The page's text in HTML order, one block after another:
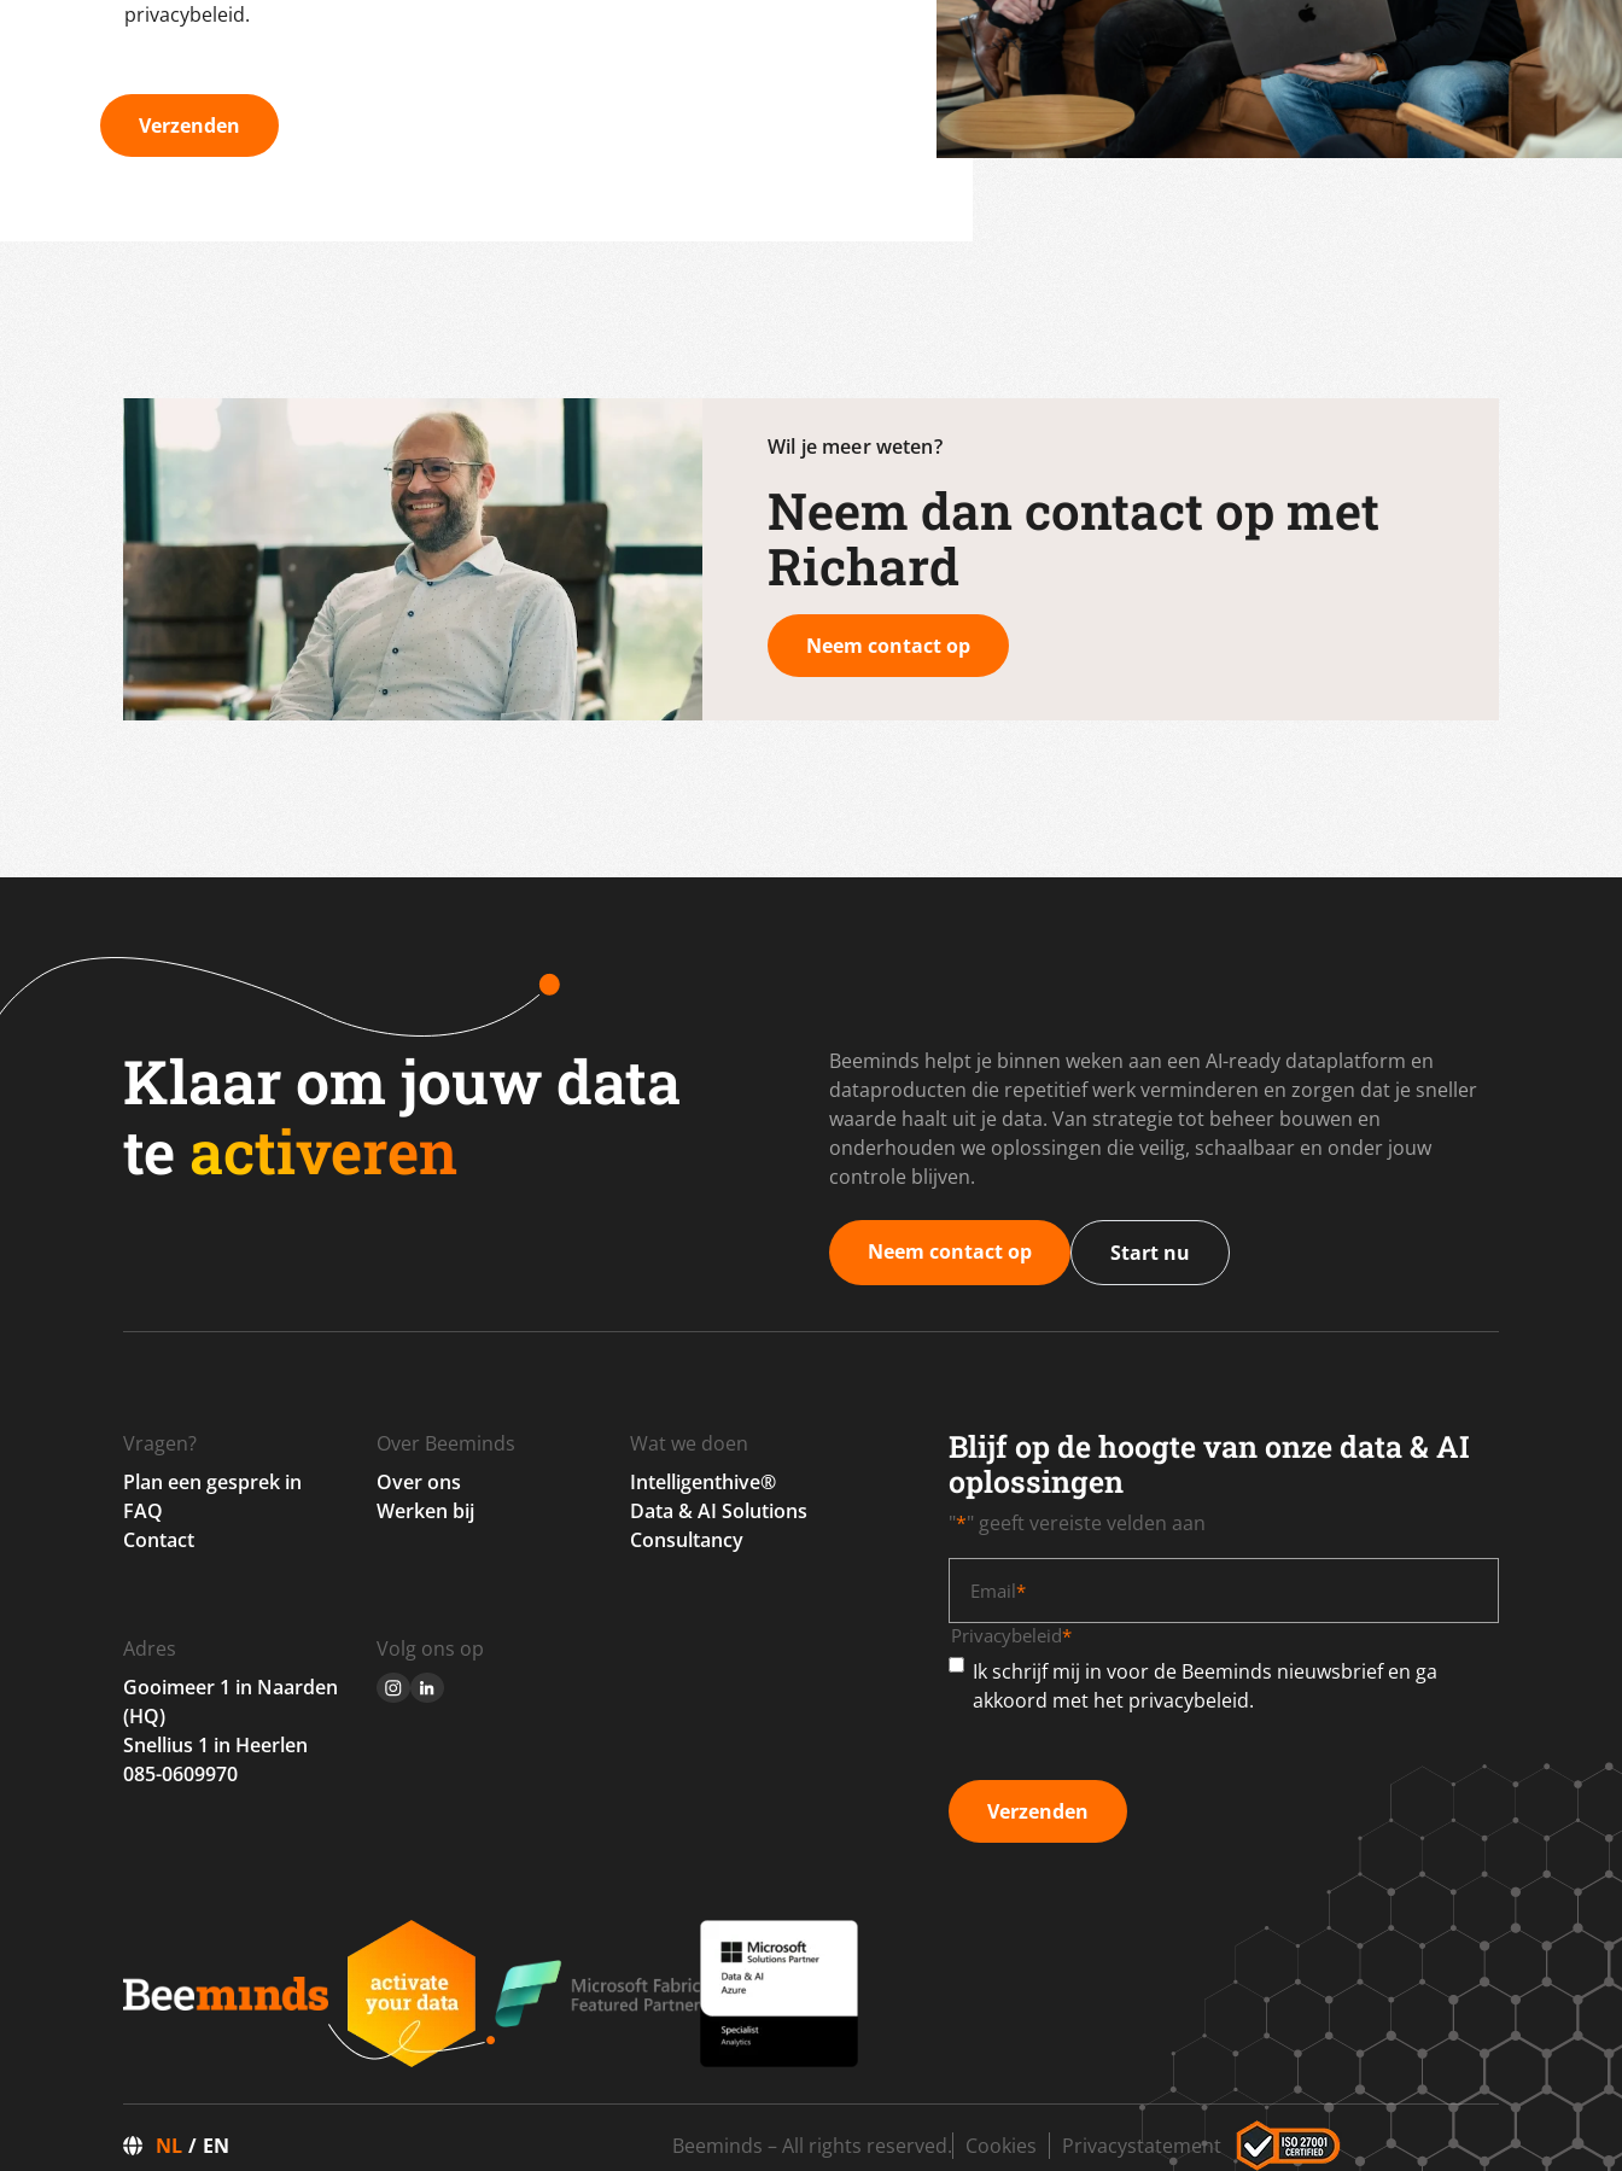
privacybeleid.
Verzenden
Wil je meer weten?
Neem dan contact op met
Richard
Neem contact op
Klaar om jouw data
te activeren
Beeminds helpt je binnen weken aan een AI-ready dataplatform en
dataproducten die repetitief werk verminderen en zorgen dat je sneller
waarde haalt uit je data. Van strategie tot beheer bouwen en
onderhouden we oplossingen die veilig, schaalbaar en onder jouw
controle blijven.
Neem contact op Start nu
Vragen?
Plan een gesprek in
FAQ
Contact
Over Beeminds
Over ons
Werken bij
Wat we doen
Intelligenthive®
Data & AI Solutions
Consultancy
Adres
Gooimeer 1 in Naarden
(HQ)
Snellius 1 in Heerlen
085-0609970
Volg ons op
Blijf op de hoogte van onze data & AI
oplossingen
"*" geeft vereiste velden aan
Email*
Privacybeleid*
Ik schrijf mij in voor de Beeminds nieuwsbrief en ga
akkoord met het privacybeleid.
Verzenden
NL EN Beeminds – All rights reserved. Cookies Privacystatement